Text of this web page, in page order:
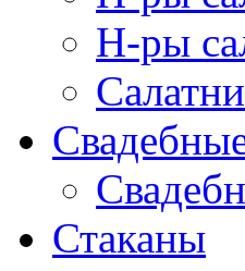
Н-ры
Стаканы